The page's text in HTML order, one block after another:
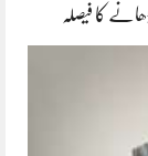
کا فیصلہ